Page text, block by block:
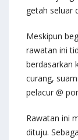
getah seluar
Meskipun
rawatan ini
berdasarkan
curang,
pelacur @
Rawatan ini
dituju.